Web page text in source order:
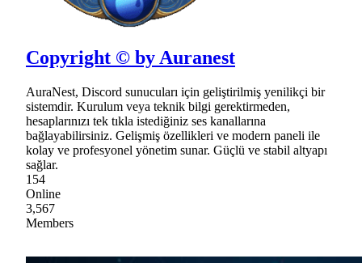
Copyright © by Auranest
AuraNest, Discord sunucuları için geliştirilmiş yenilikçi bir
sistemdir. Kurulum veya teknik bilgi gerektirmeden,
hesaplarınızı tek tıkla istediğiniz ses kanallarına
bağlayabilirsiniz. Gelişmiş özellikleri ve modern paneli ile
kolay ve profesyonel yönetim sunar. Güçlü ve stabil altyapı
sağlar.
154
Online
3,567
Members